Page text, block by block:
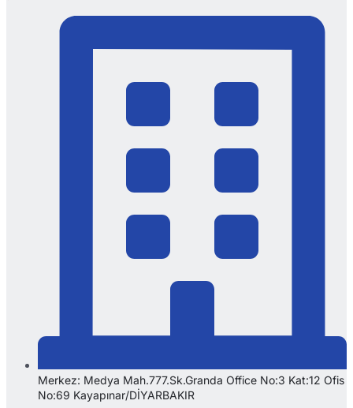
Merkez: Medya Mah.777.Sk.Granda Office No:3 Kat:12 Ofis
No:69 Kayapınar/DİYARBAKIR